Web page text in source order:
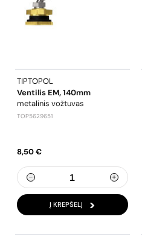
TIPTOPOL
Ventilis EM, 140mm
metalinis vožtuvas
TOP5629651
8,50 €
Į KREPŠELĮ